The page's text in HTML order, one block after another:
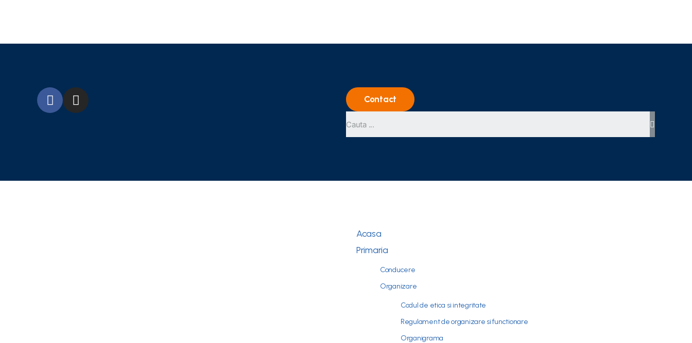
Contact
Acasa
Primaria
Conducere
Organizare
Codul de etica si integritate
Regulament de organizare si functionare
Organigrama